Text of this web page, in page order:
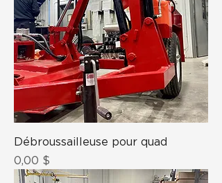
Débroussailleuse pour quad
Prix
0,00 $